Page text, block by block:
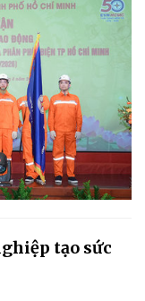
tạo sức